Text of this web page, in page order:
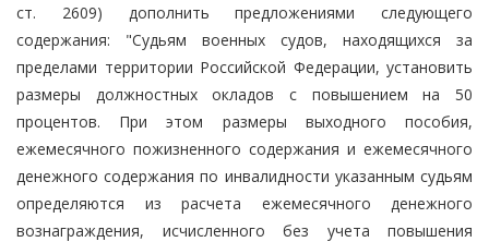
ст. 2609) дополнить предложениями следующего
содержания: "Судьям военных судов, находящихся за
пределами территории Российской Федерации, установить
размеры должностных окладов с повышением на 50
процентов. При этом размеры выходного пособия,
ежемесячного пожизненного содержания и ежемесячного
денежного содержания по инвалидности указанным судьям
определяются из расчета ежемесячного денежного
вознаграждения, исчисленного без учета повышения